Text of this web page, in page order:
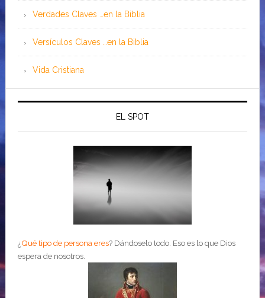
Verdades Claves …en la Biblia
Versículos Claves …en la Biblia
Vida Cristiana
EL SPOT
¿Qué tipo de persona eres? Dándoselo todo. Eso es lo que Dios
espera de nosotros.